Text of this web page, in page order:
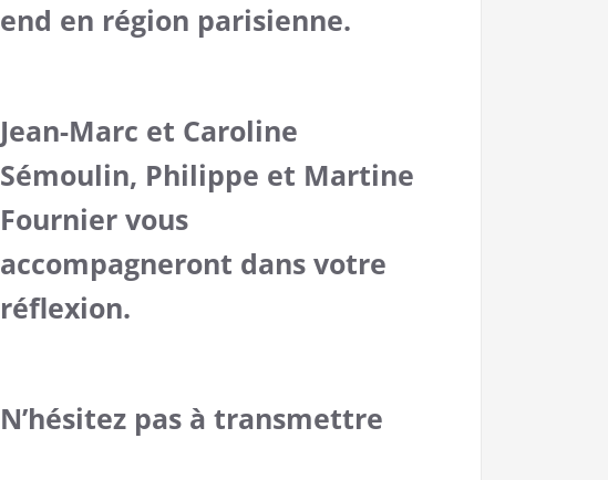
end en région parisienne.
Jean-Marc et Caroline
Sémoulin, Philippe et Martine
Fournier vous
accompagneront dans votre
réflexion.
N’hésitez pas à transmettre